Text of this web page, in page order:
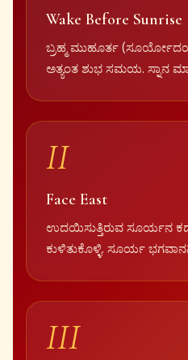
Wake Before Sunrise
ಬ್ರಹ್ಮ ಮುಹೂರ್ತ
ಅತ್ಯಂತ ಶುಭ ಸಮಯ. ಸ್ನಾನ
II
Face East
ಉದಯಿಸುತ್ತಿರುವ ಸೂರ್ಯನ
ಕುಳಿತುಕೊಳ್ಳಿ. ಸೂರ್ಯ
III